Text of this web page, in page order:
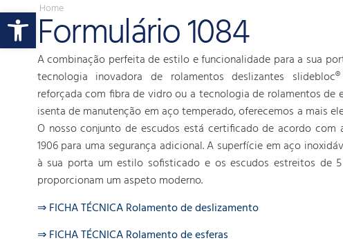
Open toolbar
Home
Formulário 1084
A combinação perfeita de estilo e funcionalidade para a sua
tecnologia inovadora de rolamentos deslizantes
reforçada com fibra de vidro ou a tecnologia de rolamentos de
isenta de manutenção em aço temperado, oferecemos a mais
O nosso conjunto de escudos está certificado de acordo com
1906 para uma segurança adicional. A superfície em aço
à sua porta um estilo sofisticado e os escudos estreitos de
proporcionam um aspeto moderno.
⇒ FICHA TÉCNICA Rolamento de deslizamento
⇒ FICHA TÉCNICA Rolamento de esferas